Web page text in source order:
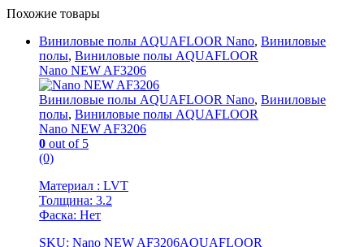
Похожие товары
Виниловые полы AQUAFLOOR Nano, Виниловые
полы, Виниловые полы AQUAFLOOR
Nano NEW AF3206
Виниловые полы AQUAFLOOR Nano, Виниловые
полы, Виниловые полы AQUAFLOOR
Nano NEW AF3206
0 out of 5
(0)
Материал : LVT
Толщина: 3.2
Фаска: Нет
SKU: Nano NEW AF3206AQUAFLOOR